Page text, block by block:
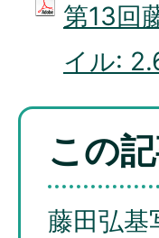
第13回
イル:
この
藤田弘基